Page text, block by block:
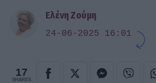
Ελένη Ζούμη
24-06-2025 16:01
17
SHARES